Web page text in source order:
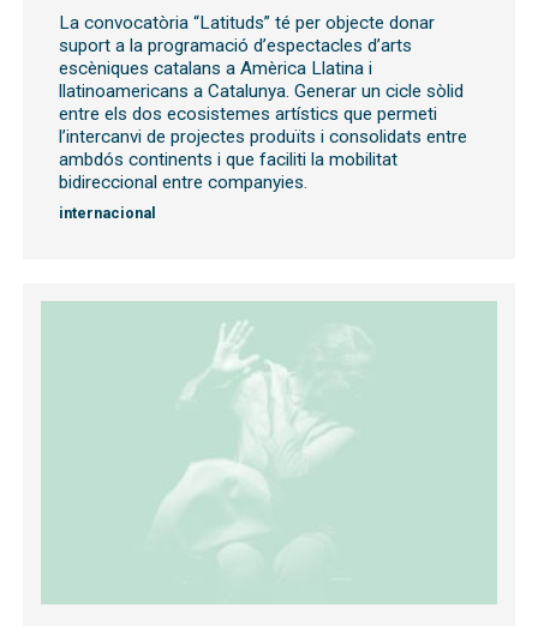
La convocatòria “Latituds” té per objecte donar
suport a la programació d’espectacles d’arts
escèniques catalans a Amèrica Llatina i
llatinoamericans a Catalunya. Generar un cicle sòlid
entre els dos ecosistemes artístics que permeti
l’intercanvi de projectes produïts i consolidats entre
ambdós continents i que faciliti la mobilitat
bidireccional entre companyies.
internacional